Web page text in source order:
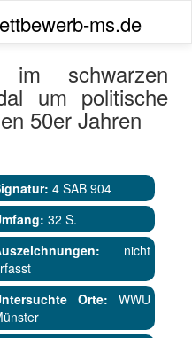
ms.de
im schwarzen
um politische
50er Jahren
4 SAB 904
32 S.
nicht
Orte: WWU